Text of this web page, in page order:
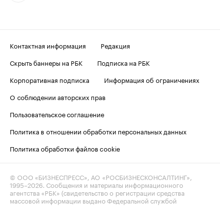
Контактная информация
Редакция
Скрыть баннеры на РБК
Подписка на РБК
Корпоративная подписка
Информация об ограничениях
О соблюдении авторских прав
Пользовательское соглашение
Политика в отношении обработки персональных данных
Политика обработки файлов cookie
© ООО «БИЗНЕСПРЕСС», АО «РОСБИЗНЕСКОНСАЛТИНГ»,
1995–2026. Сообщения и материалы информационного
агентства «РБК» (свидетельство о регистрации средства
массовой информации выдано Федеральной службой